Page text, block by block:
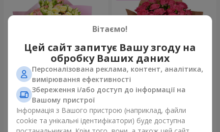
Мікс "Планета троянд" із 51
кущової троянди
6 540 грн
Букет "Чарівність" з
2 624 грн
Вітаємо!
Цей сайт запитує Вашу згоду на
обробку Ваших даних
Персоналізована реклама, контент, аналітика,
вимірювання ефективності
Збереження і/або доступ до інформації на
Вашому пристрої
Інформація з Вашого пристрою (наприклад, файли
cookie та унікальні ідентифікатори) буде доступна